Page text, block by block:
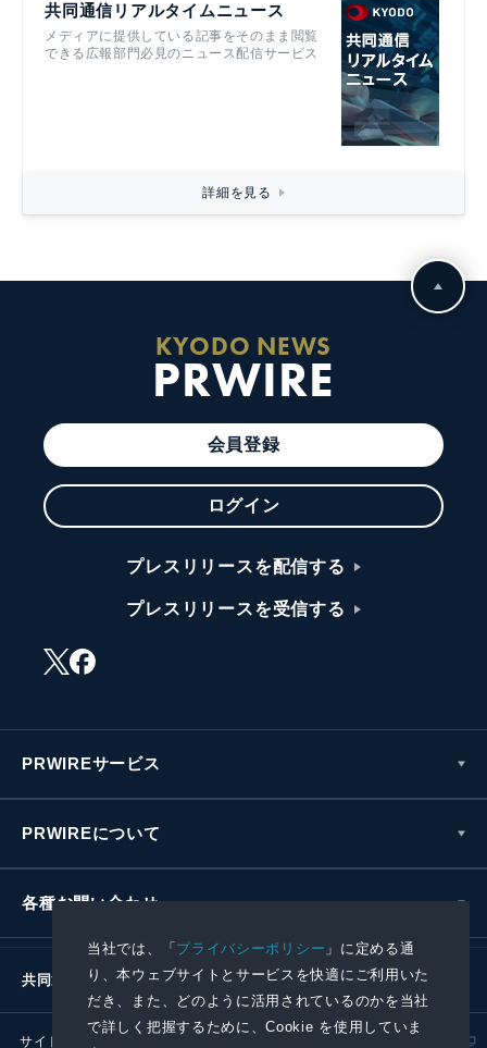
当社では、「プライバシーポリシー 」に定める通
り、本ウェブサイトとサービスを快適にご利用いた
だき、また、どのように活用されているのかを当社
で詳しく把握するために、Cookie を使用していま
共同通信リアルタイムニュース
メディアに提供している記事をそのまま閲覧
できる広報部門必見のニュース配信サービス
詳細を見る
KYODO NEWS
PRWIRE
会員登録
ログイン
プレスリリースを配信する
プレスリリースを受信する
PRWIREサービス
PRWIREについて
各種お問い合わせ
共同通信社グループ
サイトポリシー